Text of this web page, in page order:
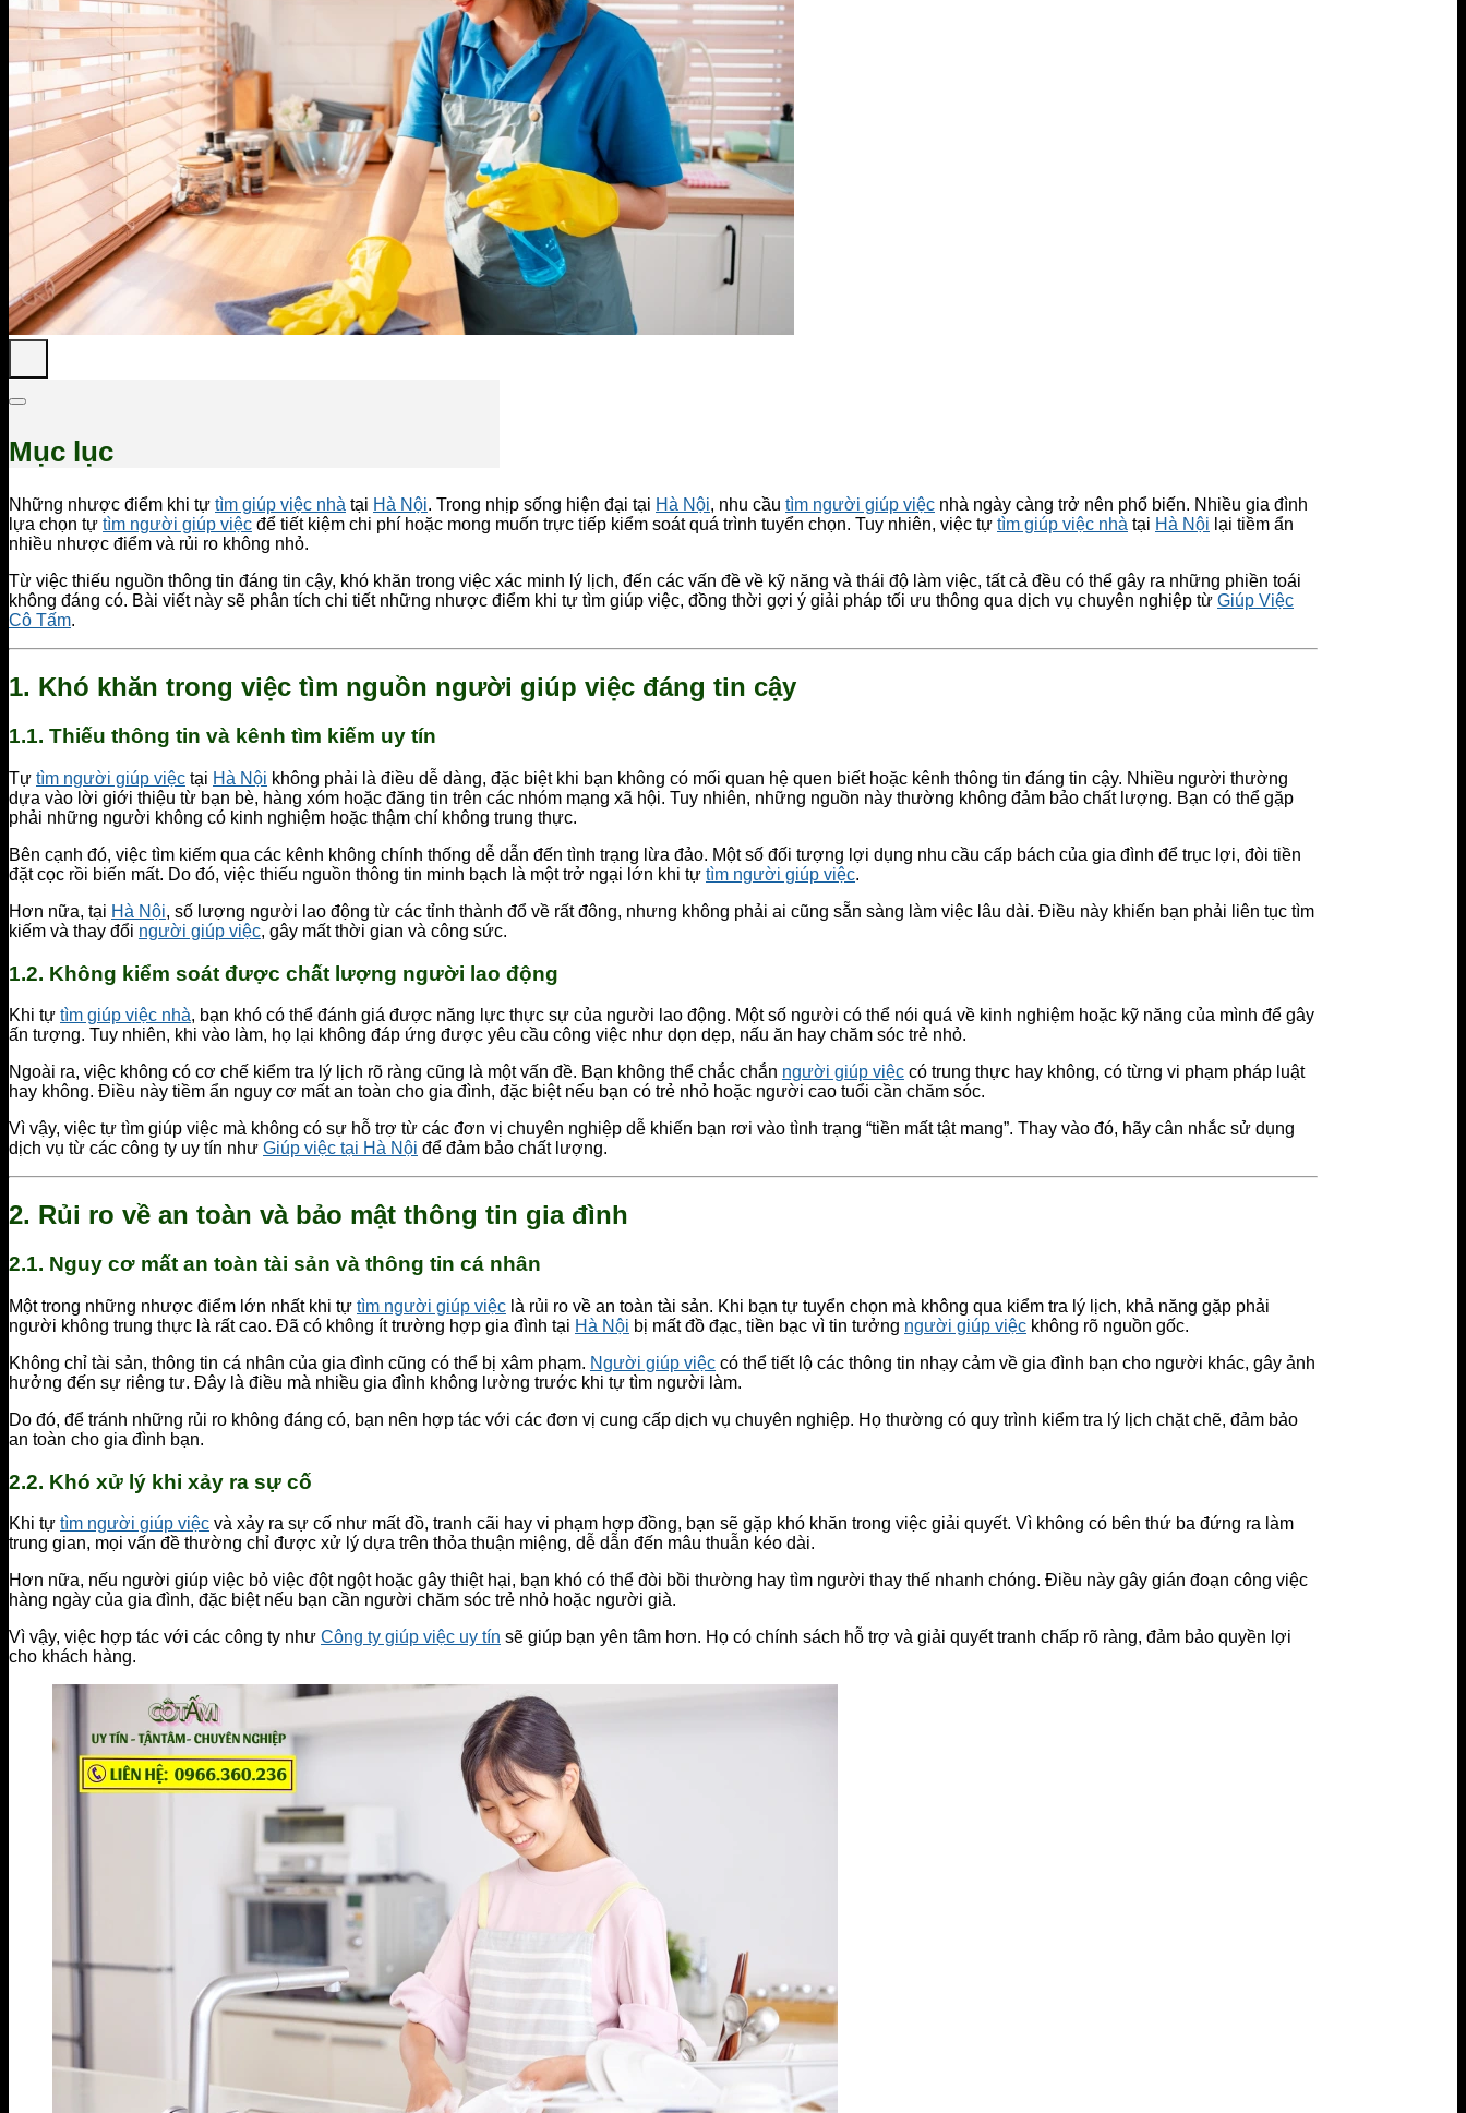
Mục lục
Những nhược điểm khi tự tìm giúp việc nhà tại Hà Nội. Trong nhịp sống hiện đại tại Hà Nội, nhu cầu tìm người giúp việc nhà ngày càng trở nên phổ biến. Nhiều gia đình
lựa chọn tự tìm người giúp việc để tiết kiệm chi phí hoặc mong muốn trực tiếp kiểm soát quá trình tuyển chọn. Tuy nhiên, việc tự tìm giúp việc nhà tại Hà Nội lại tiềm ẩn
nhiều nhược điểm và rủi ro không nhỏ.
Từ việc thiếu nguồn thông tin đáng tin cậy, khó khăn trong việc xác minh lý lịch, đến các vấn đề về kỹ năng và thái độ làm việc, tất cả đều có thể gây ra những phiền toái
không đáng có. Bài viết này sẽ phân tích chi tiết những nhược điểm khi tự tìm giúp việc, đồng thời gợi ý giải pháp tối ưu thông qua dịch vụ chuyên nghiệp từ Giúp Việc
Cô Tấm.
1. Khó khăn trong việc tìm nguồn người giúp việc đáng tin cậy
1.1. Thiếu thông tin và kênh tìm kiếm uy tín
Tự tìm người giúp việc tại Hà Nội không phải là điều dễ dàng, đặc biệt khi bạn không có mối quan hệ quen biết hoặc kênh thông tin đáng tin cậy. Nhiều người thường
dựa vào lời giới thiệu từ bạn bè, hàng xóm hoặc đăng tin trên các nhóm mạng xã hội. Tuy nhiên, những nguồn này thường không đảm bảo chất lượng. Bạn có thể gặp
phải những người không có kinh nghiệm hoặc thậm chí không trung thực.
Bên cạnh đó, việc tìm kiếm qua các kênh không chính thống dễ dẫn đến tình trạng lừa đảo. Một số đối tượng lợi dụng nhu cầu cấp bách của gia đình để trục lợi, đòi tiền
đặt cọc rồi biến mất. Do đó, việc thiếu nguồn thông tin minh bạch là một trở ngại lớn khi tự tìm người giúp việc.
Hơn nữa, tại Hà Nội, số lượng người lao động từ các tỉnh thành đổ về rất đông, nhưng không phải ai cũng sẵn sàng làm việc lâu dài. Điều này khiến bạn phải liên tục tìm
kiếm và thay đổi người giúp việc, gây mất thời gian và công sức.
1.2. Không kiểm soát được chất lượng người lao động
Khi tự tìm giúp việc nhà, bạn khó có thể đánh giá được năng lực thực sự của người lao động. Một số người có thể nói quá về kinh nghiệm hoặc kỹ năng của mình để gây
ấn tượng. Tuy nhiên, khi vào làm, họ lại không đáp ứng được yêu cầu công việc như dọn dẹp, nấu ăn hay chăm sóc trẻ nhỏ.
Ngoài ra, việc không có cơ chế kiểm tra lý lịch rõ ràng cũng là một vấn đề. Bạn không thể chắc chắn người giúp việc có trung thực hay không, có từng vi phạm pháp luật
hay không. Điều này tiềm ẩn nguy cơ mất an toàn cho gia đình, đặc biệt nếu bạn có trẻ nhỏ hoặc người cao tuổi cần chăm sóc.
Vì vậy, việc tự tìm giúp việc mà không có sự hỗ trợ từ các đơn vị chuyên nghiệp dễ khiến bạn rơi vào tình trạng “tiền mất tật mang”. Thay vào đó, hãy cân nhắc sử dụng
dịch vụ từ các công ty uy tín như Giúp việc tại Hà Nội để đảm bảo chất lượng.
2. Rủi ro về an toàn và bảo mật thông tin gia đình
2.1. Nguy cơ mất an toàn tài sản và thông tin cá nhân
Một trong những nhược điểm lớn nhất khi tự tìm người giúp việc là rủi ro về an toàn tài sản. Khi bạn tự tuyển chọn mà không qua kiểm tra lý lịch, khả năng gặp phải
người không trung thực là rất cao. Đã có không ít trường hợp gia đình tại Hà Nội bị mất đồ đạc, tiền bạc vì tin tưởng người giúp việc không rõ nguồn gốc.
Không chỉ tài sản, thông tin cá nhân của gia đình cũng có thể bị xâm phạm. Người giúp việc có thể tiết lộ các thông tin nhạy cảm về gia đình bạn cho người khác, gây ảnh
hưởng đến sự riêng tư. Đây là điều mà nhiều gia đình không lường trước khi tự tìm người làm.
Do đó, để tránh những rủi ro không đáng có, bạn nên hợp tác với các đơn vị cung cấp dịch vụ chuyên nghiệp. Họ thường có quy trình kiểm tra lý lịch chặt chẽ, đảm bảo
an toàn cho gia đình bạn.
2.2. Khó xử lý khi xảy ra sự cố
Khi tự tìm người giúp việc và xảy ra sự cố như mất đồ, tranh cãi hay vi phạm hợp đồng, bạn sẽ gặp khó khăn trong việc giải quyết. Vì không có bên thứ ba đứng ra làm
trung gian, mọi vấn đề thường chỉ được xử lý dựa trên thỏa thuận miệng, dễ dẫn đến mâu thuẫn kéo dài.
Hơn nữa, nếu người giúp việc bỏ việc đột ngột hoặc gây thiệt hại, bạn khó có thể đòi bồi thường hay tìm người thay thế nhanh chóng. Điều này gây gián đoạn công việc
hàng ngày của gia đình, đặc biệt nếu bạn cần người chăm sóc trẻ nhỏ hoặc người già.
Vì vậy, việc hợp tác với các công ty như Công ty giúp việc uy tín sẽ giúp bạn yên tâm hơn. Họ có chính sách hỗ trợ và giải quyết tranh chấp rõ ràng, đảm bảo quyền lợi
cho khách hàng.